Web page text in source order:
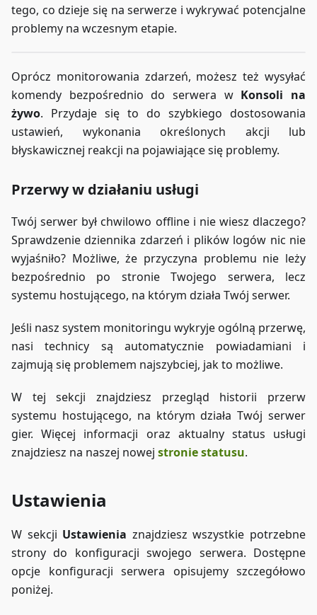
tego, co dzieje się na serwerze i wykrywać potencjalne
problemy na wczesnym etapie.
Oprócz monitorowania zdarzeń, możesz też wysyłać
komendy bezpośrednio do serwera w Konsoli na
żywo. Przydaje się to do szybkiego dostosowania
ustawień, wykonania określonych akcji lub
błyskawicznej reakcji na pojawiające się problemy.
Przerwy w działaniu usługi
Twój serwer był chwilowo offline i nie wiesz dlaczego?
Sprawdzenie dziennika zdarzeń i plików logów nic nie
wyjaśniło? Możliwe, że przyczyna problemu nie leży
bezpośrednio po stronie Twojego serwera, lecz
systemu hostującego, na którym działa Twój serwer.
Jeśli nasz system monitoringu wykryje ogólną przerwę,
nasi technicy są automatycznie powiadamiani i
zajmują się problemem najszybciej, jak to możliwe.
W tej sekcji znajdziesz przegląd historii przerw
systemu hostującego, na którym działa Twój serwer
gier. Więcej informacji oraz aktualny status usługi
znajdziesz na naszej nowej stronie statusu.
Ustawienia
W sekcji Ustawienia znajdziesz wszystkie potrzebne
strony do konfiguracji swojego serwera. Dostępne
opcje konfiguracji serwera opisujemy szczegółowo
poniżej.